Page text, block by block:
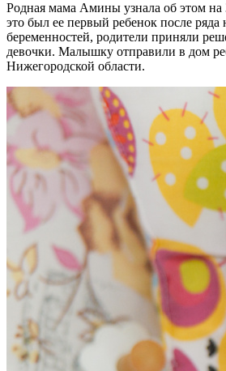
Родная мама Амины узнала об этом на
это был ее первый ребенок после ряда
беременностей, родители приняли
девочки. Малышку отправили в дом
Нижегородской области.